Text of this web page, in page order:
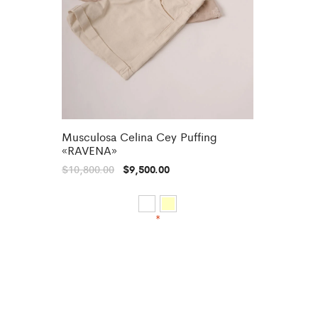
Musculosa Celina Cey Puffing
«RAVENA»
$10,800.00 $9,500.00
*